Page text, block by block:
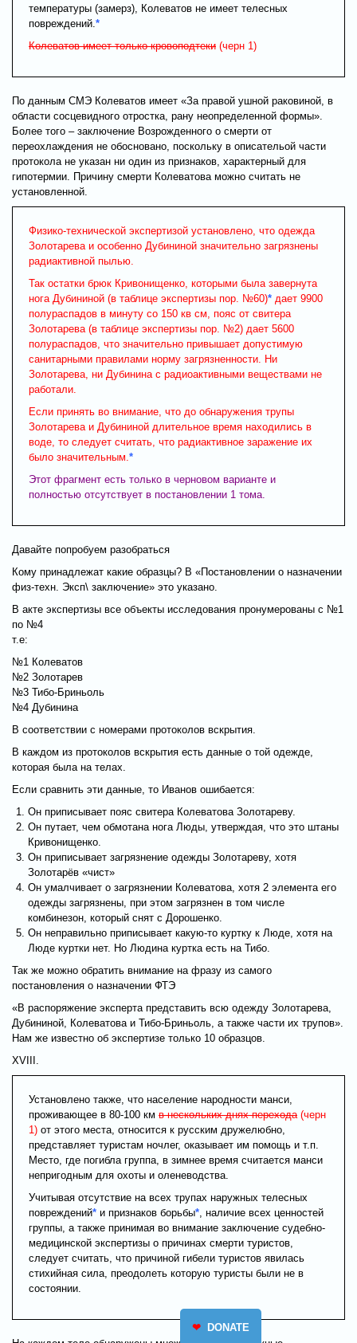
температуры (замерз), Колеватов не имеет телесных
повреждений. *
Колеватов имеет только кровоподтеки (черн 1)
По данным СМЭ Колеватов имеет «За правой ушной раковиной, в
области сосцевидного отростка, рану неопределенной формы».
Более того – заключение Возрожденного о смерти от
переохлаждения не обосновано, поскольку в описательой части
протокола не указан ни один из признаков, характерный для
гипотермии. Причину смерти Колеватова можно считать не
установленной.
Физико-технической экспертизой установлено, что одежда
Золотарева и особенно Дубининой значительно загрязнены
радиактивной пылью.
Так остатки брюк Кривонищенко, которыми была завернута
нога Дубининой (в таблице экспертизы пор. №60)* дает 9900
полураспадов в минуту со 150 кв см, пояс от свитера
Золотарева (в таблице экспертизы пор. №2) дает 5600
полураспадов, что значительно привышает допустимую
санитарными правилами норму загрязненности. Ни
Золотарева, ни Дубинина с радиоактивными веществами не
работали.
Если принять во внимание, что до обнаружения трупы
Золотарева и Дубининой длительное время находились в
воде, то следует считать, что радиактивное заражение их
было значительным. *
Этот фрагмент есть только в черновом варианте и
полностью отсутствует в постановлении 1 тома.
Давайте попробуем разобраться
Кому принадлежат какие образцы? В «Постановлении о назначении
физ-техн. Эксп\ заключение» это указано.
В акте экспертизы все объекты исследования пронумерованы с №1
по №4
т.е:
№1 Колеватов
№2 Золотарев
№3 Тибо-Бриньоль
№4 Дубинина
В соответствии с номерами протоколов вскрытия.
В каждом из протоколов вскрытия есть данные о той одежде,
которая была на телах.
Если сравнить эти данные, то Иванов ошибается:
Он приписывает пояс свитера Колеватова Золотареву.
Он путает, чем обмотана нога Люды, утверждая, что это штаны
Кривонищенко.
Он приписывает загрязнение одежды Золотареву, хотя
Золотарёв «чист»
Он умалчивает о загрязнении Колеватова, хотя 2 элемента его
одежды загрязнены, при этом загрязнен в том числе
комбинезон, который снят с Дорошенко.
Он неправильно приписывает какую-то куртку к Люде, хотя на
Люде куртки нет. Но Людина куртка есть на Тибо.
Так же можно обратить внимание на фразу из самого
постановления о назначении ФТЭ
«В распоряжение эксперта представить всю одежду Золотарева,
Дубининой, Колеватова и Тибо-Бриньоль, а также части их трупов».
Нам же известно об экспертизе только 10 образцов.
XVIII.
Установлено также, что население народности манси,
проживающее в 80-100 км в нескольких днях перехода (черн
1) от этого места, относится к русским дружелюбно,
представляет туристам ночлег, оказывает им помощь и т.п.
Место, где погибла группа, в зимнее время считается манси
непригодным для охоты и оленеводства.
Учитывая отсутствие на всех трупах наружных телесных
повреждений* и признаков борьбы* , наличие всех ценностей
группы, а также принимая во внимание заключение судебно-
медицинской экспертизы о причинах смерти туристов,
следует считать, что причиной гибели туристов явилась
стихийная сила, преодолеть которую туристы были не в
состоянии.
❤ DONATE